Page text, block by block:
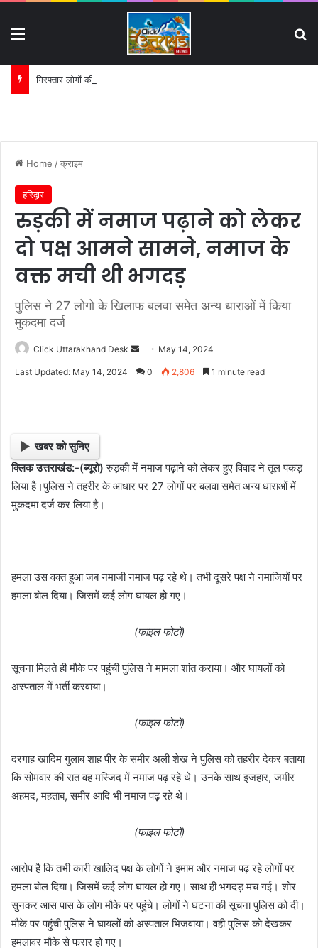
गिरफ्तार लोगों की परेड और मीडिया ट्रायल पर हाईकोर्ट का सख्त रुख:
Home /क्राइम
हरिद्वार
रुड़की में नमाज पढ़ाने को लेकर
दो पक्ष आमने सामने, नमाज के
वक्त मची थी भगदड़
पुलिस ने 27 लोगो के खिलाफ बलवा समेत अन्य धाराओं में किया
मुकदमा दर्ज
Click Uttarakhand Desk
e
m
a
May 14, 2024
Last Updated: May 14, 2024 0 2,806 1 minute read
खबर को सुनिए
क्लिक उत्तराखंड:-(ब्यूरो) रुड़की में नमाज पढ़ाने को लेकर हुए विवाद ने तूल पकड़
लिया है।पुलिस ने तहरीर के आधार पर 27 लोगों पर बलवा समेत अन्य धाराओं में
मुकदमा दर्ज कर लिया है।
हमला उस वक्त हुआ जब नमाजी नमाज पढ़ रहे थे। तभी दूसरे पक्ष ने नमाजियों पर
हमला बोल दिया। जिसमें कई लोग घायल हो गए।
(फाइल फोटो)
सूचना मिलते ही मौके पर पहुंची पुलिस ने मामला शांत कराया। और घायलों को
अस्पताल में भर्ती करवाया।
(फाइल फोटो)
दरगाह खादिम गुलाब शाह पीर के समीर अली शेख ने पुलिस को तहरीर देकर बताया
कि सोमवार की रात वह मस्जिद में नमाज पढ़ रहे थे। उनके साथ इजहार, जमीर
अहमद, महताब, समीर आदि भी नमाज पढ़ रहे थे।
(फाइल फोटो)
आरोप है कि तभी कारी खालिद पक्ष के लोगों ने इमाम और नमाज पढ़ रहे लोगों पर
हमला बोल दिया। जिसमें कई लोग घायल हो गए। साथ ही भगदड़ मच गई। शोर
सुनकर आस पास के लोग मौके पर पहुंचे। लोगों ने घटना की सूचना पुलिस को दी।
मौके पर पहुंची पुलिस ने घायलों को अस्पताल भिजवाया। वही पुलिस को देखकर
हमलावर मौके से फरार हो गए।